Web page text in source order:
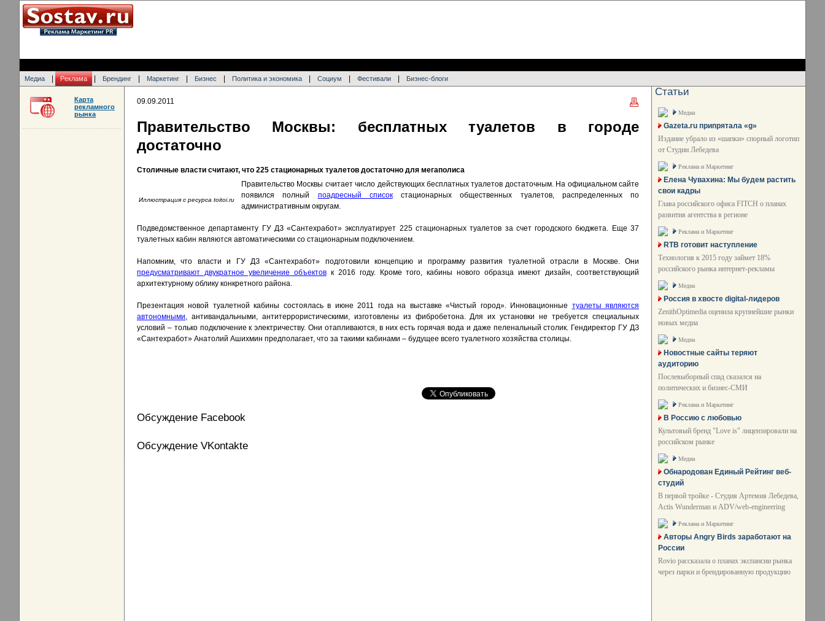
Медиа Реклама Брендинг Маркетинг Бизнес Политика и экономика Социум Фестивали Бизнес-блоги
09.09.2011
Правительство Москвы: бесплатных туалетов в городе
достаточно
Столичные власти считают, что 225 стационарных туалетов достаточно для мегаполиса
Иллюстрация с ресурса toitoi.ru
Правительство Москвы считает число действующих бесплатных туалетов достаточным. На официальном сайте
появился полный поадресный списокстационарных общественных туалетов, распределенных по
административным округам.
Подведомственное департаменту ГУ ДЗ «Сантехработ» эксплуатирует 225 стационарных туалетов за счет городского бюджета. Еще 37
туалетных кабин являются автоматическими со стационарным подключением.
Напомним, что власти и ГУ ДЗ «Сантехработ» подготовили концепцию и программу развития туалетной отрасли в Москве. Они
предусматривают двукратное увеличение объектовк 2016 году. Кроме того, кабины нового образца имеют дизайн, соответствующий
архитектурному облику конкретного района.
Презентация новой туалетной кабины состоялась в июне 2011 года на выставке «Чистый город». Инновационные туалеты являются
автономными, антивандальными, антитеррористическими, изготовлены из фибробетона. Для их установки не требуется специальных
условий – только подключение к электричеству. Они отапливаются, в них есть горячая вода и даже пеленальный столик. Гендиректор ГУ ДЗ
«Сантехработ» Анатолий Ашихмин предполагает, что за такими кабинами – будущее всего туалетного хозяйства столицы.
Обсуждение Facebook
Обсуждение VKontakte
Карта
рекламного
рынка
Статьи
Медиа
Gazeta.ru припрятала «g»
Издание убрало из «шапки» спорный логотип
от Студии Лебедева
Реклама и Маркетинг
Елена Чувахина: Мы будем растить
свои кадры
Глава российского офиса FITCH о планах
развития агентства в регионе
Реклама и Маркетинг
RTB готовит наступление
Технология к 2015 году займет 18%
российского рынка интернет-рекламы
Медиа
Россия в хвосте digital-лидеров
ZenithOptimedia оценила крупнейшие рынки
новых медиа
Медиа
Новостные сайты теряют
аудиторию
Послевыборный спад сказался на
политических и бизнес-СМИ
Реклама и Маркетинг
В Россию с любовью
Культовый бренд "Love is" лицензировали на
российском рынке
Медиа
Обнародован Единый Рейтинг веб-
студий
В первой тройке - Студия Артемия Лебедева,
Actis Wunderman и ADV/web-engineering
Реклама и Маркетинг
Авторы Angry Birds заработают на
России
Rovio рассказала о планах экспансии рынка
через парки и брендированную продукцию